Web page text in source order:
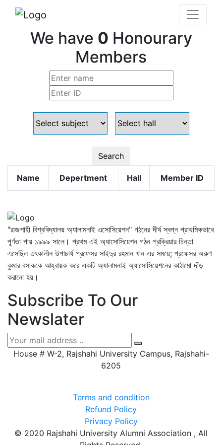
We have 0 Honourary
Members
Search
Name Depertment Hall Member ID
"রাজশাহী বিশ্ববিদ্যালয় অ্যালামনাই এসোসিয়েশন" গঠনের দীর্ঘ স্বপ্ন প্রাথমিকভাবে
পূর্ণতা পায় ১৯৯৯ সালে। প্রথম এই অ্যাসোসিয়েশন গঠন প্রক্রিয়ার চিন্তা
এসেছিল তৎকালীন উপাচার্য প্রফেসর সাইদুর রহমান খান এর সময়ে; প্রফেসর অরুণ
কুমার বসাককে আহ্বায়ক করে একটি অ্যালামনাই অ্যাসোসিয়েশনের কাঠামো দাঁড়
করানো হয়।
Subscribe To Our
Newslater
House # W-2, Rajshahi University Campus, Rajshahi-
6205
Terms and condition
Refund Policy
Privacy Policy
© 2020 Rajshahi University Alumni Association , All